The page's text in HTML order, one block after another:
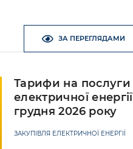
ЗА ПЕРЕГЛЯДАМИ
Тарифи на послуги
електричної
грудня 2026 року
ЗАКУПІВЛЯ ЕЛЕКТРИЧНОЇ ЕНЕРГІЇ